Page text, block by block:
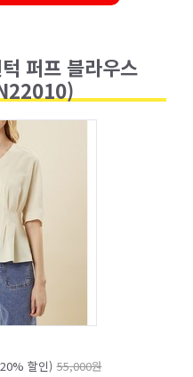
퍼프 블라우스
할인) 55,000원